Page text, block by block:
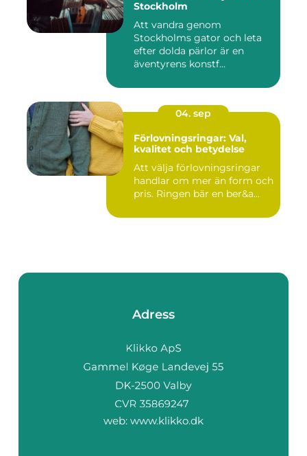
Stockholm
Att vandra genom
Stockholms gator och leta
efter dolda pärlor är en
äventyrens konstf...
04. sep
Förlovningsringar: Val,
kvalitet och betydelse
Att välja förlovningsringar
handlar om mer än form och
pris. Ringen bär en ber&a...
Adress
web: www.klikko.dk